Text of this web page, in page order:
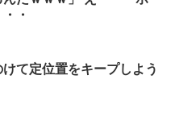
・
て定位置をキープしよう